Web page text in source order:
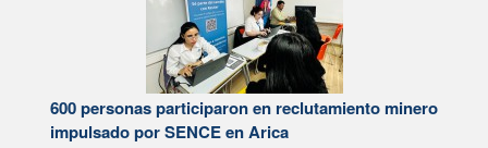
600 personas participaron en reclutamiento minero
impulsado por SENCE en Arica